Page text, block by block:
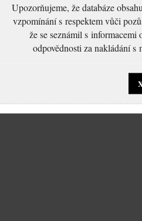
Upozorňujeme, že databáze
vzpomínání s respektem vůči
že se seznámil s
odpovědnosti za nakládání